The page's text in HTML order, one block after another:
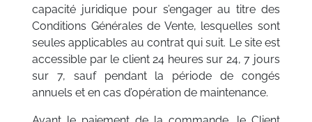
capacité juridique pour s’engager au titre des
Conditions Générales de Vente, lesquelles sont
seules applicables au contrat qui suit. Le site est
accessible par le client 24 heures sur 24, 7 jours
sur 7, sauf pendant la période de congés
annuels et en cas d’opération de maintenance.